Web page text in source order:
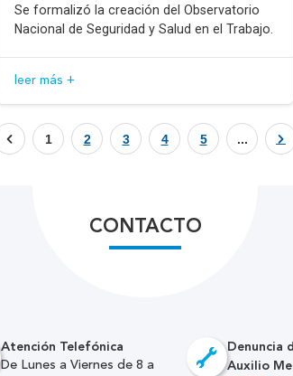
Se formalizó la creación del Observatorio
Nacional de Seguridad y Salud en el Trabajo.
leer más +
1 2 3 4 5 ...
CONTACTO
Atención Telefónica
De Lunes a Viernes de 8 a
Denuncia
Auxilio